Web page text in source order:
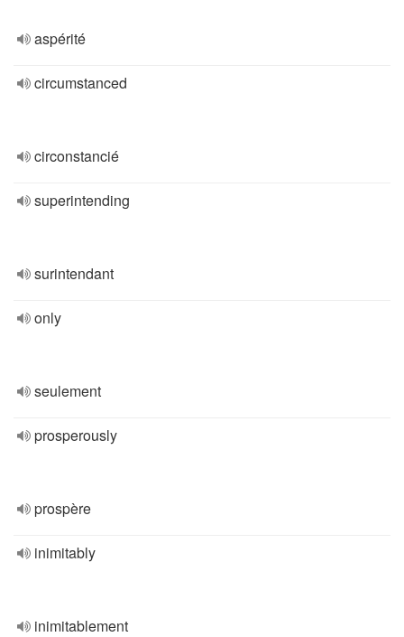
aspérité
circumstanced
circonstancié
superintending
surintendant
only
seulement
prosperously
prospère
inimitably
inimitablement